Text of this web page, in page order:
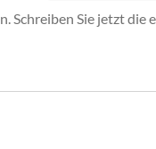
Schreiben Sie jetzt die